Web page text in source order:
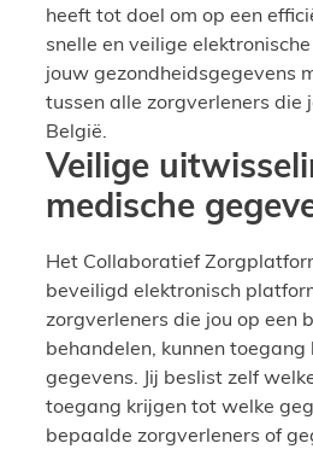
heeft tot doel om op een
snelle en veilige
jouw gezondheidsgegevens
tussen alle zorgverleners die
België.
Veilige
medische
Het Collaboratief
beveiligd elektronisch
zorgverleners die jou op een
behandelen, kunnen
gegevens. Jij beslist zelf
toegang krijgen tot welke
bepaalde zorgverleners of